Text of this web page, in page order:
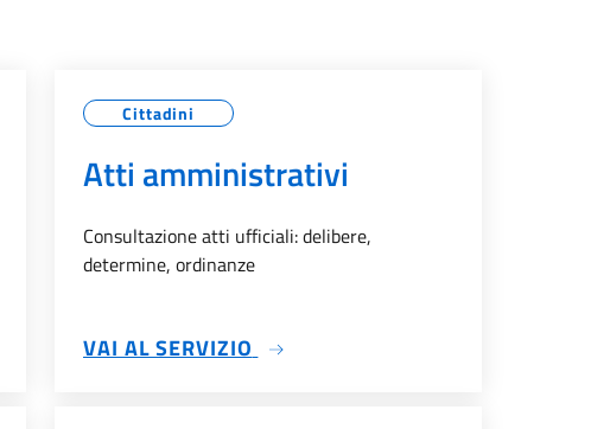
Cittadini
Atti amministrativi
Consultazione atti ufficiali: delibere,
determine, ordinanze
VAI AL SERVIZIO SU ATTI AMMINISTRATIVI